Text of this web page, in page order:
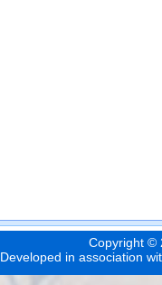
Copyright ©
Developed in association